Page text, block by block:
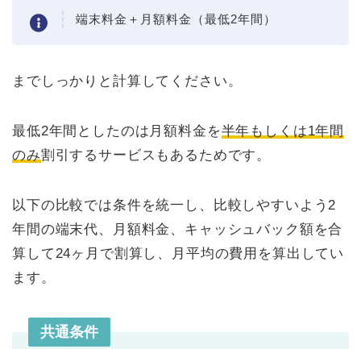
端末料金＋月額料金（最低2年間）
までしっかりと計算してください。
最低2年間としたのは月額料金を半年もしくは1年間
のみ割引するサービスもあるためです。
以下の比較では条件を統一し、比較しやすいよう2
年間の端末代、月額料金、キャッシュバック額を合
算して24ヶ月で割算し、月平均の費用を算出してい
ます。
共通条件